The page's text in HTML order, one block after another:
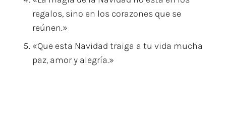
regalos, sino en los corazones que se
reúnen.»
«Que esta Navidad traiga a tu vida mucha
paz, amor y alegría.»